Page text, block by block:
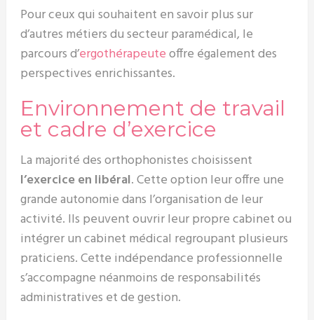
Pour ceux qui souhaitent en savoir plus sur
d’autres métiers du secteur paramédical, le
parcours d’ergothérapeuteoffre également des
perspectives enrichissantes.
Environnement de travail
et cadre d’exercice
La majorité des orthophonistes choisissent
l’exercice en libéral. Cette option leur offre une
grande autonomie dans l’organisation de leur
activité. Ils peuvent ouvrir leur propre cabinet ou
intégrer un cabinet médical regroupant plusieurs
praticiens. Cette indépendance professionnelle
s’accompagne néanmoins de responsabilités
administratives et de gestion.